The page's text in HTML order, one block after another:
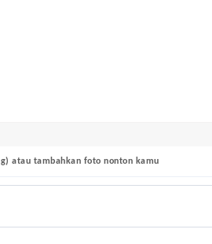
atau tambahkan foto nonton kamu